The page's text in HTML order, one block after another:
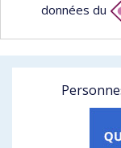
données du